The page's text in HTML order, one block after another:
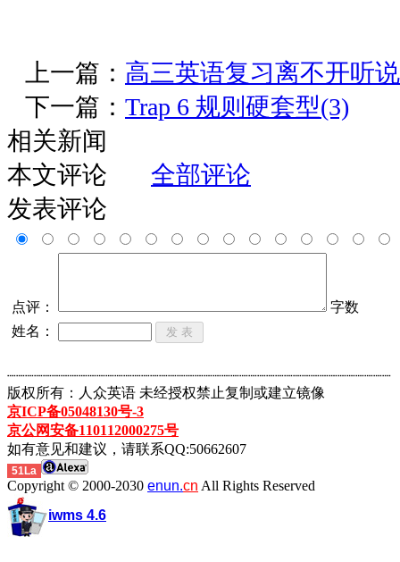
上一篇： 高三英语复习离不开听
下一篇： Trap 6 规则硬套型(3)
相关新闻
本文评论
全部评论
发表评论
点评：
字数
姓名：
┈┈┈┈┈┈┈┈┈┈┈┈┈┈┈┈┈┈┈┈┈┈┈┈┈┈┈┈┈┈┈┈┈┈┈┈┈┈┈┈┈┈┈
版权所有：人众英语 未经授权禁止复制或建立镜像
京ICP备05048130号-3
京公网安备110112000275号
如有意见和建议，请联系QQ:50662607
51La
Copyright © 2000-2030 enun.cn All Rights Reserved
iwms 4.6